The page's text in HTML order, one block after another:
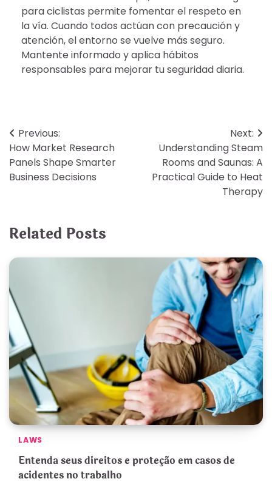
para ciclistas permite fomentar el respeto en
la vía. Cuando todos actúan con precaución y
atención, el entorno se vuelve más seguro.
Mantente informado y aplica hábitos
responsables para mejorar tu seguridad diaria.
Post
navigation
Previous:
How Market Research
Panels Shape Smarter
Business Decisions
Next:
Understanding Steam
Rooms and Saunas: A
Practical Guide to Heat
Therapy
Related Posts
LAWS
Entenda seus direitos e proteção em casos de
acidentes no trabalho